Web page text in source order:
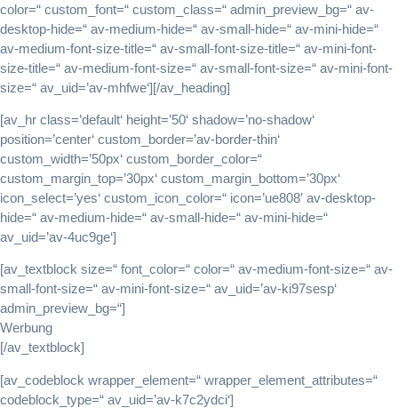
color=“ custom_font=“ custom_class=“ admin_preview_bg=“ av-
desktop-hide=“ av-medium-hide=“ av-small-hide=“ av-mini-hide=“
av-medium-font-size-title=“ av-small-font-size-title=“ av-mini-font-
size-title=“ av-medium-font-size=“ av-small-font-size=“ av-mini-font-
size=“ av_uid=’av-mhfwe‘][/av_heading]
[av_hr class=’default‘ height=’50‘ shadow=’no-shadow‘
position=’center‘ custom_border=’av-border-thin‘
custom_width=’50px‘ custom_border_color=“
custom_margin_top=’30px‘ custom_margin_bottom=’30px‘
icon_select=’yes‘ custom_icon_color=“ icon=’ue808′ av-desktop-
hide=“ av-medium-hide=“ av-small-hide=“ av-mini-hide=“
av_uid=’av-4uc9ge‘]
[av_textblock size=“ font_color=“ color=“ av-medium-font-size=“ av-
small-font-size=“ av-mini-font-size=“ av_uid=’av-ki97sesp‘
admin_preview_bg=“]
Werbung
[/av_textblock]
[av_codeblock wrapper_element=“ wrapper_element_attributes=“
codeblock_type=“ av_uid=’av-k7c2ydci‘]